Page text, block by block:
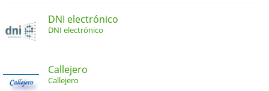
DNI electrónico
DNI electrónico
Callejero
Callejero